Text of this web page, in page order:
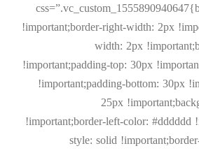
!important;border-right-width: 2px
width: 2px
!important;padding-top: 30px
!important;padding-bottom: 30px
25px
!important;border-left-color: #dddddd
style: solid